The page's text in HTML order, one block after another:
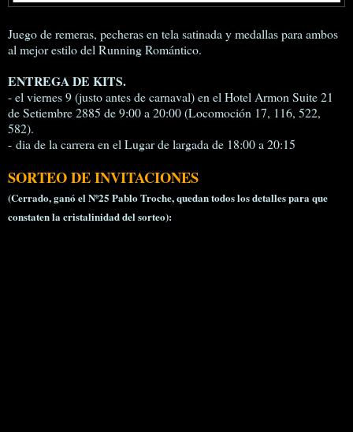
Juego de remeras, pecheras en tela satinada y medallas para ambos
al mejor estilo del Running Romántico.
ENTREGA DE KITS.
- el viernes 9 (justo antes de carnaval) en el Hotel Armon Suite 21
de Setiembre 2885 de 9:00 a 20:00 (Locomoción 17, 116, 522,
582).
- dia de la carrera en el Lugar de largada de 18:00 a 20:15
SORTEO DE INVITACIONES
(Cerrado, ganó el Nº25 Pablo Troche, quedan todos los detalles para que
constaten la cristalinidad del sorteo):